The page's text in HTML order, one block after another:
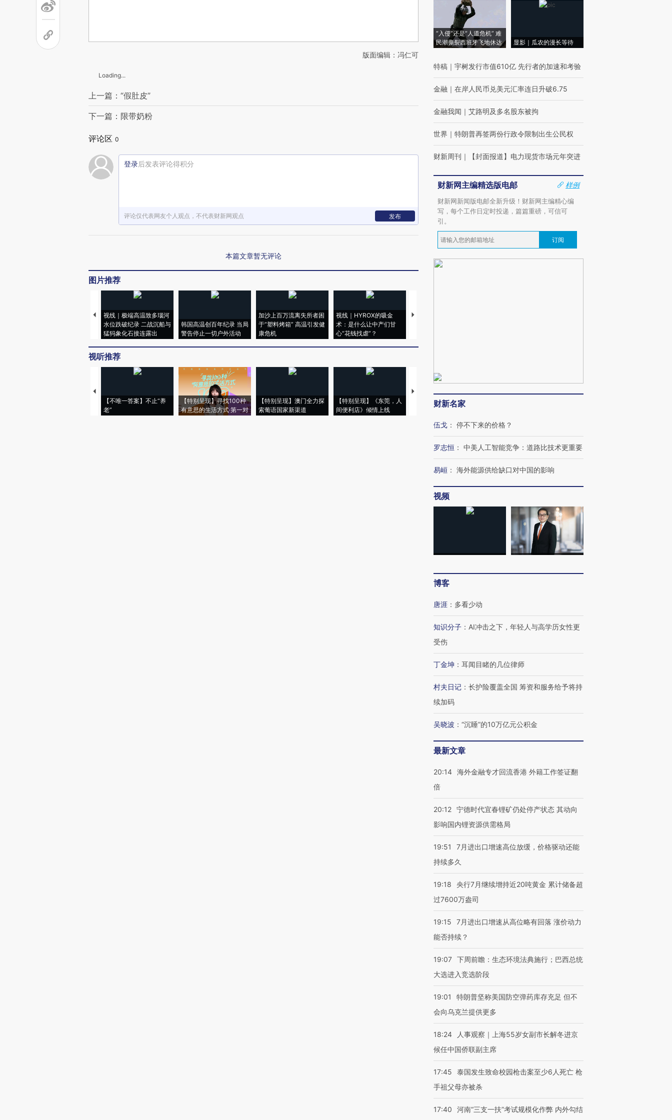
版面编辑：冯仁可
Loading...
上一篇：“假肚皮”
下一篇：限带奶粉
评论区 0
登录后发表评论得积分
评论仅代表网友个人观点，不代表财新网观点 发布
本篇文章暂无评论
图片推荐
视线｜极端高温致多瑙河
水位跌破纪录 二战沉船与
猛犸象化石接连露出
韩国高温创百年纪录 当局
警告停止一切户外活动
加沙上百万流离失所者困
于“塑料烤箱” 高温引发健
康危机
视线｜HYROX的吸金
术：是什么让中产们甘
心“花钱找虐”？
马航飞行员跨国走私7万
视听推荐
【不唯一答案】不止“养
老”
【特别呈现】寻找100种
有意思的生活方式·第一对
【特别呈现】澳门全力探
索葡语国家新渠道
【特别呈现】《东莞，人
间便利店》倾情上线
【推广】走进第四届链博
会，让数智科技“链”接产
【商旅对话】华住集团
“入侵”还是“人道危机” 难
民潮撕裂西班牙飞地休达
显影｜瓜农的漫长等待
特稿 ｜ 宇树发行市值610亿 先行者的加速和考验
金融 ｜ 在岸人民币兑美元汇率连日升破6.75
金融我闻 ｜ 艾路明及多名股东被拘
世界 ｜ 特朗普再签两份行政令限制出生公民权
财新周刊 ｜ 【封面报道】电力现货市场元年突进
财新网主编精选版电邮
样例
财新网新闻版电邮全新升级！财新网主编精心编
写，每个工作日定时投递，篇篇重磅，可信可
引。
订阅
财新名家
伍戈 ： 停不下来的价格？
罗志恒 ： 中美人工智能竞争：道路比技术更重要
易峘 ： 海外能源供给缺口对中国的影响
视频
博客
唐涯 ： 多看少动
知识分子 ： AI冲击之下，年轻人与高学历女性更
受伤
丁金坤 ： 耳闻目睹的几位律师
村夫日记 ： 长护险覆盖全国 筹资和服务给予将持
续加码
吴晓波 ： “沉睡”的10万亿元公积金
最新文章
20:14 海外金融专才回流香港 外籍工作签证翻
倍
20:12 宁德时代宜春锂矿仍处停产状态 其动向
影响国内锂资源供需格局
19:51
7月进出口增速高位放缓，价格驱动还能
持续多久
19:18
央行7月继续增持近20吨黄金 累计储备超
过7600万盎司
19:15
7月进出口增速从高位略有回落 涨价动力
能否持续？
19:07 下周前瞻：生态环境法典施行；巴西总统
大选进入竞选阶段
19:01
特朗普坚称美国防空弹药库存充足 但不
会向乌克兰提供更多
18:24
人事观察｜上海55岁女副市长解冬进京
候任中国侨联副主席
17:45
泰国发生致命校园枪击案至少6人死亡 枪
手祖父母亦被杀
17:40 河南“三支一扶”考试规模化作弊 内外勾结